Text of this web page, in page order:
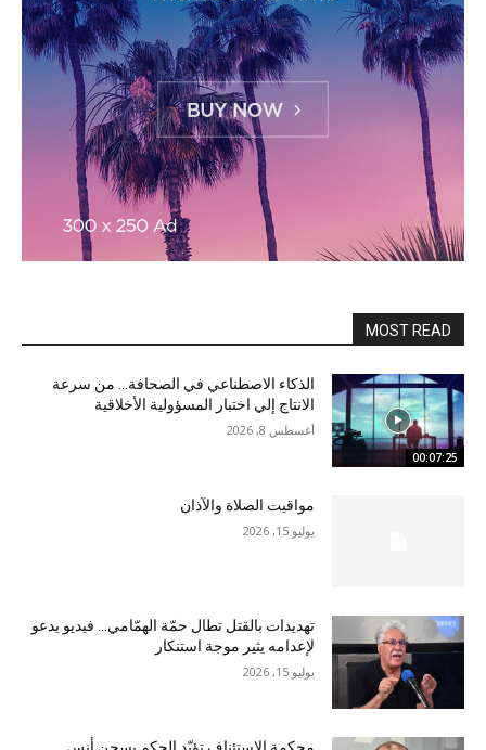
MOST READ
00:07:25
الذكاء الاصطناعي في الصحافة… من سرعة
الانتاج إلي اختبار المسؤولية الأخلاقية
أغسطس 8, 2026
مواقيت الصلاة والآذان
يوليو 15, 2026
تهديدات بالقتل تطال حمّة الهمّامي… فيديو يدعو
لإعدامه يثير موجة استنكار
يوليو 15, 2026